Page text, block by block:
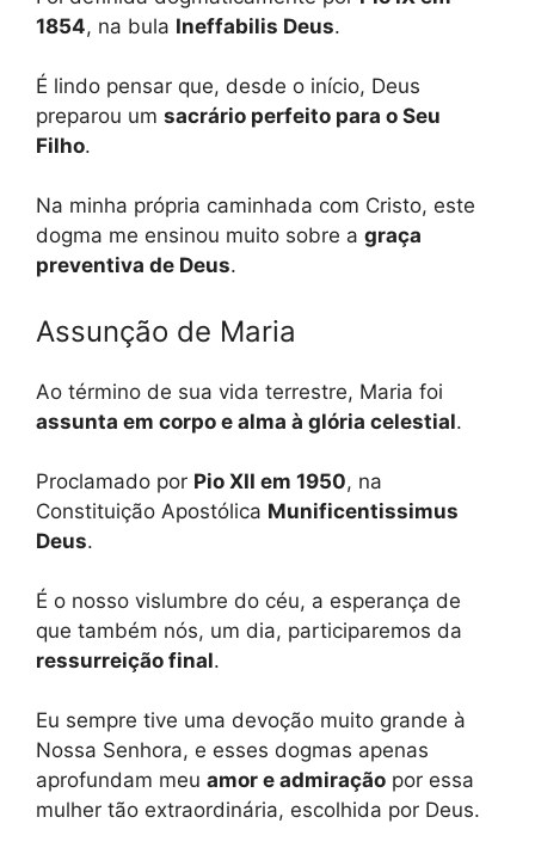
1854, na bula Ineffabilis Deus.
É lindo pensar que, desde o início, Deus
preparou um sacrário perfeito para o Seu
Filho.
Na minha própria caminhada com Cristo, este
dogma me ensinou muito sobre a graça
preventiva de Deus.
Assunção de Maria
Ao término de sua vida terrestre, Maria foi
assunta em corpo e alma à glória celestial.
Proclamado por Pio XII em 1950, na
Constituição Apostólica Munificentissimus
Deus.
É o nosso vislumbre do céu, a esperança de
que também nós, um dia, participaremos da
ressurreição final.
Eu sempre tive uma devoção muito grande à
Nossa Senhora, e esses dogmas apenas
aprofundam meu amor e admiração por essa
mulher tão extraordinária, escolhida por Deus.